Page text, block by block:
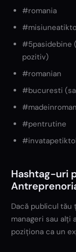
#romania
#5pasidebine
pozitiv)
#romanian
#bucuresti
#pentrutine
Hashtag-uri
Dacă publicul
manageri sau
poziționa ca un